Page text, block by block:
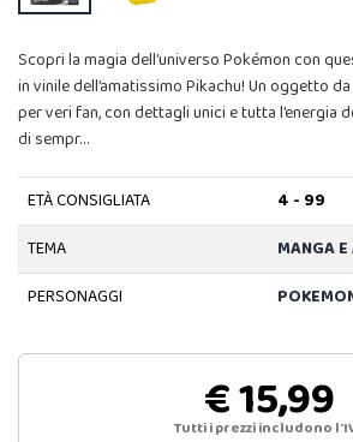
Scopri la magia dell’universo Pokémon con
in vinile dell’amatissimo Pikachu! Un oggetto
per veri fan, con dettagli unici e tutta l’energia
di sempr…
ETÀ CONSIGLIATA
4 - 99
TEMA
MANGA
PERSONAGGI
€ 15,99
Tutti i prezzi includono